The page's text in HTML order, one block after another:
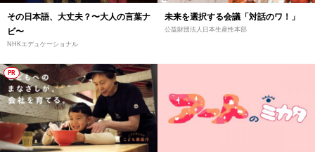
その日本語、大丈夫？〜大人の言葉ナ
ビ〜
NHKエデュケーショナル
未来を選択する会議「対話のワ！」
公益財団法人日本生産性本部
PR